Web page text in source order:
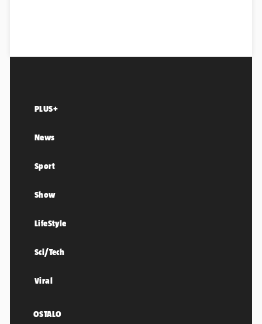
PLUS+
News
Sport
Show
LifeStyle
Sci/Tech
Viral
OSTALO